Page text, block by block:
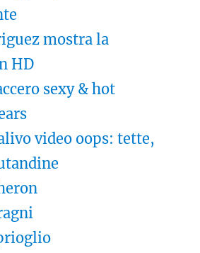
mostra la
HD
sexy & hot
video oops: tette,